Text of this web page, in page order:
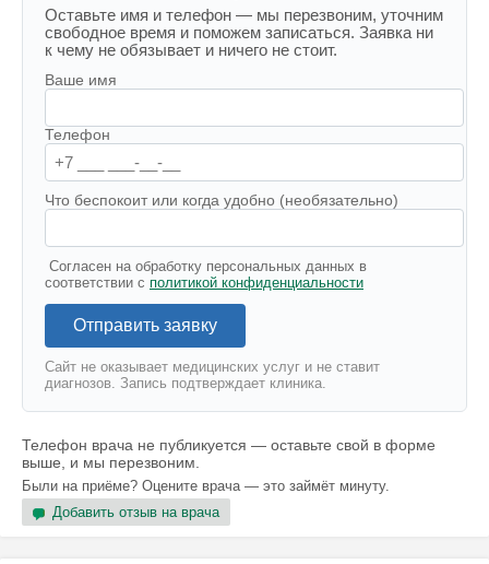
Оставьте имя и телефон — мы перезвоним, уточним
свободное время и поможем записаться. Заявка ни
к чему не обязывает и ничего не стоит.
Ваше имя
Телефон
Что беспокоит или когда удобно (необязательно)
Согласен на обработку персональных данных в
соответствии с политикой конфиденциальности
Отправить заявку
Сайт не оказывает медицинских услуг и не ставит
диагнозов. Запись подтверждает клиника.
Телефон врача не публикуется — оставьте свой в форме
выше, и мы перезвоним.
Были на приёме? Оцените врача — это займёт минуту.
Добавить отзыв на врача